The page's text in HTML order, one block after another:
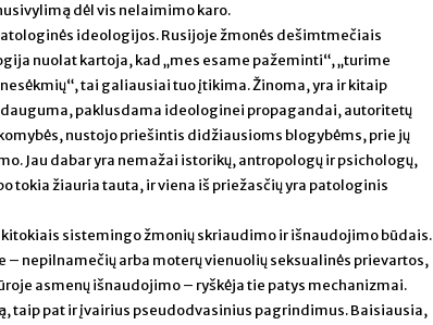
dėl vis nelaimimo karo.
ideologijos. Rusijoje žmonės dešimtmečiais
nuolat kartoja, kad „mes esame pažeminti“, „turime
tai galiausiai tuo įtikima. Žinoma, yra ir kitaip
paklusdama ideologinei propagandai, autoritetų
nustojo priešintis didžiausioms blogybėms, prie jų
Jau dabar yra nemažai istorikų, antropologų ir psichologų,
tokia žiauria tauta, ir viena iš priežasčių yra patologinis
sistemingo žmonių skriaudimo ir išnaudojimo būdais.
nepilnamečių arba moterų vienuolių seksualinės prievartos,
asmenų išnaudojimo – ryškėja tie patys mechanizmai.
taip pat ir įvairius pseudodvasinius pagrindimus. Baisiausia,